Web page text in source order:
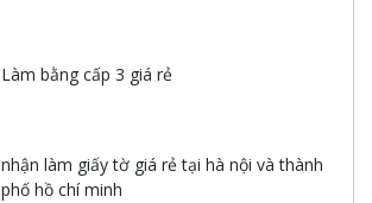
Làm bằng cấp 3 giá rẻ
nhận làm giấy tờ giá rẻ tại hà nội và thành
phố hồ chí minh